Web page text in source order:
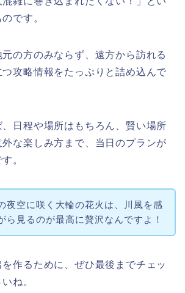
です。
の方のみならず、遠方から訪れる
攻略情報をたっぷりと詰め込んで
日程や場所はもちろん、賢い場所
な楽しみ方まで、当日のプランが
。
夜空に咲く大輪の花火は、川風を感
ら見るのが最高に贅沢なんですよ！
作るために、ぜひ最後までチェッ
ね。